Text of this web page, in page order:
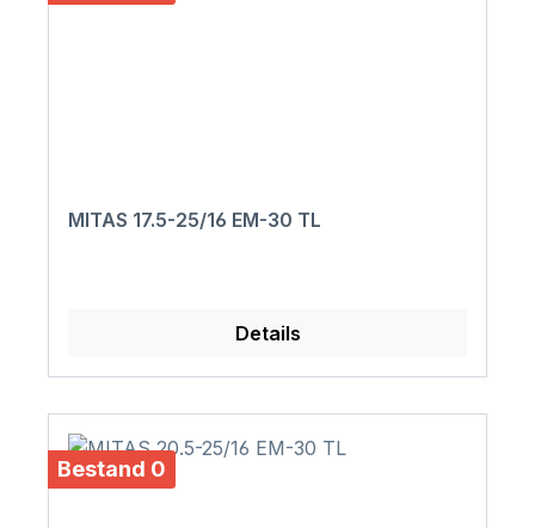
MITAS 17.5-25/16 EM-30 TL
Details
Bestand 0